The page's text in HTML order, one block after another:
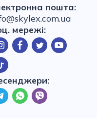
пошта:
мережі: